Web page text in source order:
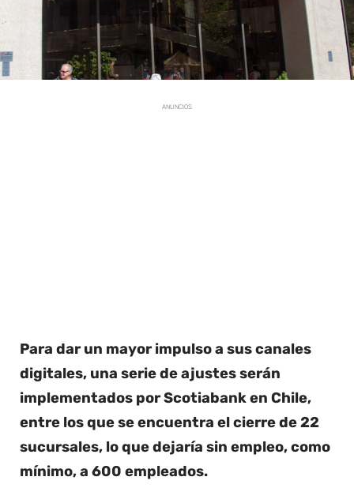
ANUNCIOS
Para dar un mayor impulso a sus canales
digitales, una serie de ajustes serán
implementados por Scotiabank en Chile,
entre los que se encuentra el cierre de 22
sucursales, lo que dejaría sin empleo, como
mínimo, a 600 empleados.